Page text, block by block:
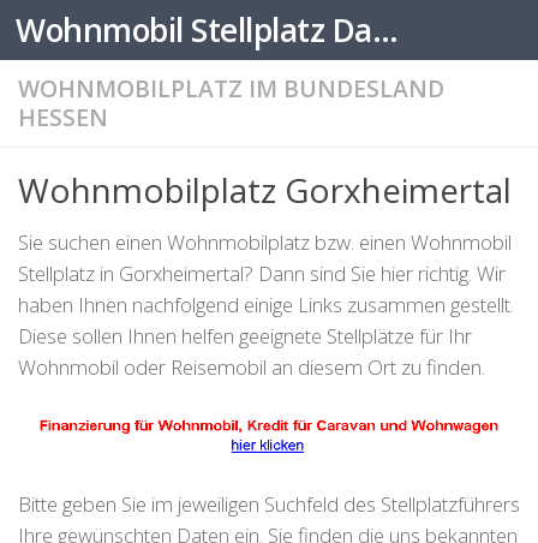
Zum Inhalt springen Wohnmobil Stellplatz Datenbank
WOHNMOBILPLATZ IM BUNDESLAND
HESSEN
Wohnmobilplatz Gorxheimertal
Sie suchen einen Wohnmobilplatz bzw. einen Wohnmobil
Stellplatz in Gorxheimertal? Dann sind Sie hier richtig. Wir
haben Ihnen nachfolgend einige Links zusammen gestellt.
Diese sollen Ihnen helfen geeignete Stellplätze für Ihr
Wohnmobil oder Reisemobil an diesem Ort zu finden.
Bitte geben Sie im jeweiligen Suchfeld des Stellplatzführers
Ihre gewünschten Daten ein. Sie finden die uns bekannten